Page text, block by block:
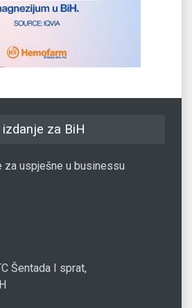
za BiH
uspješne u businessu
Šentada I sprat,